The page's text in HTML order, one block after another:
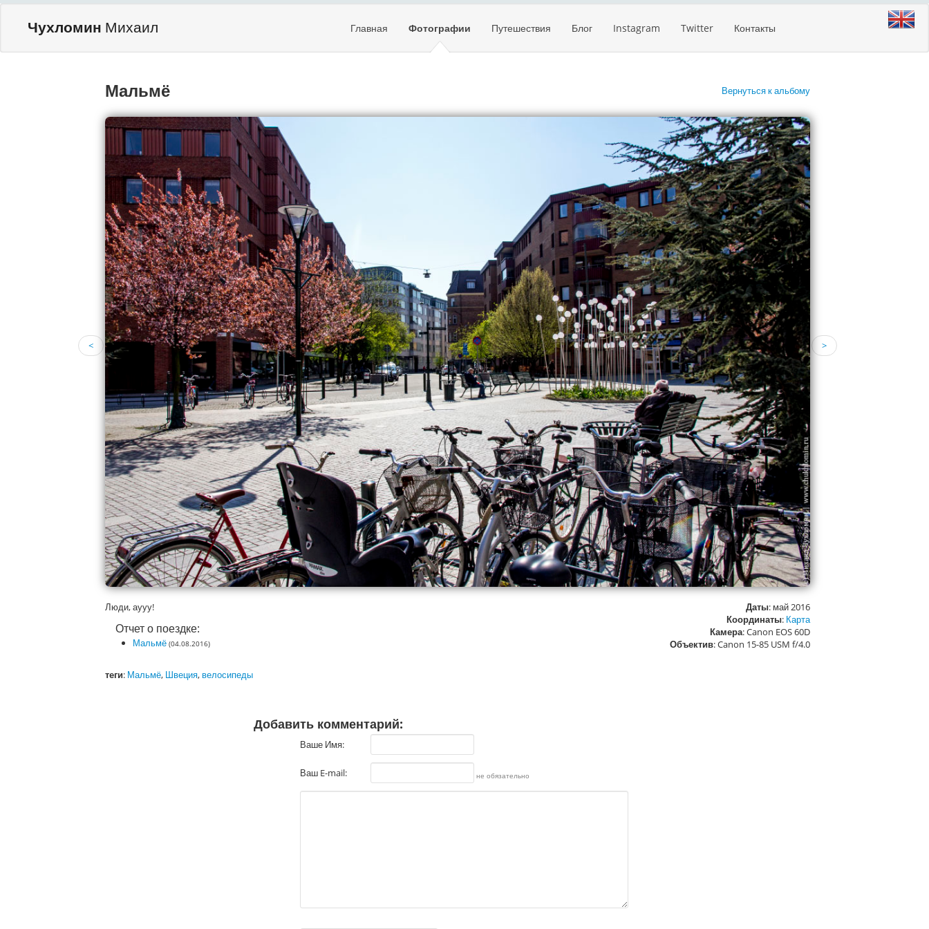
Чухломин Михаил Главная Фотографии Путешествия Блог Instagram Twitter Контакты
Мальмё Вернуться к альбому
< >
Люди, аууу!
Отчет о поездке:
Мальмё (04.08.2016)
теги: Мальмё, Швеция,велосипеды
Даты: май 2016
Координаты: Карта
Камера: Canon EOS 60D
Объектив: Canon 15-85 USM f/4.0
Добавить комментарий:
Ваше Имя:
Ваш E-mail: не обязательно